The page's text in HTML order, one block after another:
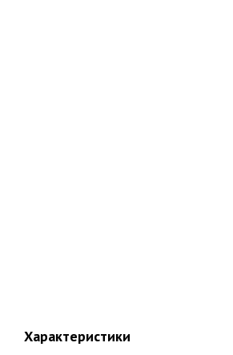
Характеристики